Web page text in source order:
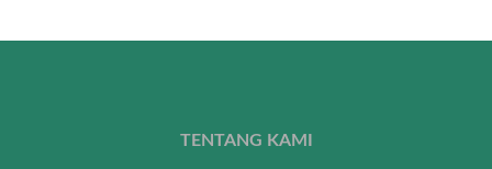
TENTANG KAMI